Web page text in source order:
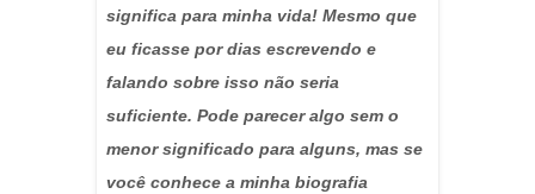
significa para minha vida! Mesmo que
eu ficasse por dias escrevendo e
falando sobre isso não seria
suficiente. Pode parecer algo sem o
menor significado para alguns, mas se
você conhece a minha biografia